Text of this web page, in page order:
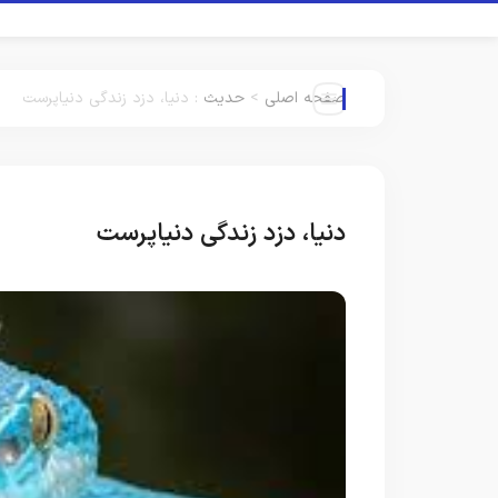
صفحه اصلی > حدیث : دنیا، دزد زندگی دنیاپرست
دنیا، دزد زندگی دنیاپرست